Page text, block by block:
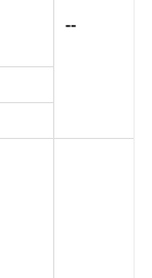
--